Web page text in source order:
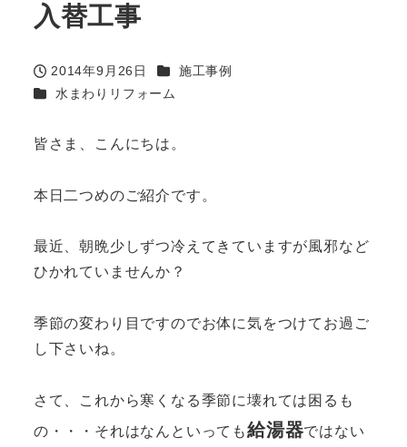
入替工事
投稿日
2014年9月26日 カテゴリー
施工事例
カテゴリー
水まわりリフォーム
皆さま、こんにちは。
本日二つめのご紹介です。
最近、朝晩少しずつ冷えてきていますが風邪など
ひかれていませんか？
季節の変わり目ですのでお体に気をつけてお過ご
し下さいね。
さて、これから寒くなる季節に壊れては困るも
の・・・それはなんといっても給湯器ではない